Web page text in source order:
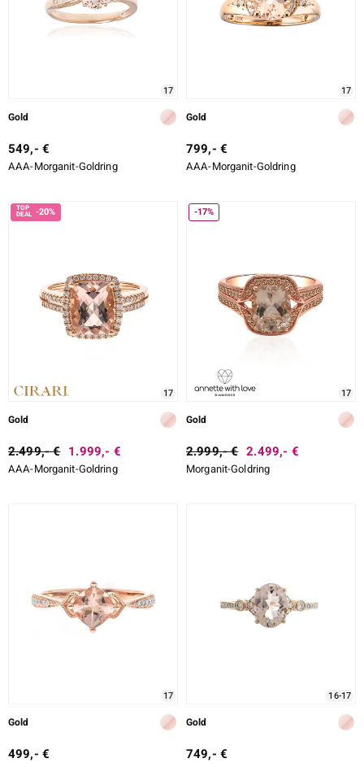
17
Gold
549,- €
AAA-Morganit-Goldring
17
Gold
799,- €
AAA-Morganit-Goldring
-20%
17
Gold
2.499,- € 1.999,- €
AAA-Morganit-Goldring
-17%
17
Gold
2.999,- € 2.499,- €
Morganit-Goldring
17
Gold
499,- €
16-17
Gold
749,- €